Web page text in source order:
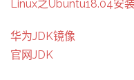
Linux之Ubuntu18.04安
华为JDK镜像
官网JDK